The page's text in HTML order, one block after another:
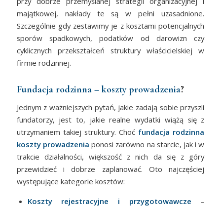
majątkowej, nakłady te są w pełni uzasadnione.
Szczególnie gdy zestawimy je z kosztami potencjalnych
sporów spadkowych, podatków od darowizn czy
cyklicznych przekształceń struktury właścicielskiej w
firmie rodzinnej.
Fundacja rodzinna – koszty prowadzenia?
Jednym z ważniejszych pytań, jakie zadają sobie przyszli
fundatorzy, jest to, jakie realne wydatki wiążą się z
utrzymaniem takiej struktury. Choć fundacja rodzinna
koszty prowadzenia ponosi zarówno na starcie, jak i w
trakcie działalności, większość z nich da się z góry
przewidzieć i dobrze zaplanować. Oto najczęściej
występujące kategorie kosztów:
Koszty rejestracyjne i przygotowawcze –